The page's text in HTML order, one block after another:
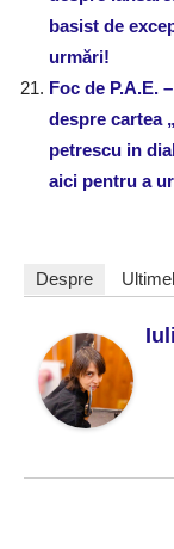
basist de
urmări!
Foc de P.A.E.
despre cartea
petrescu in
aici pentru a
Despre